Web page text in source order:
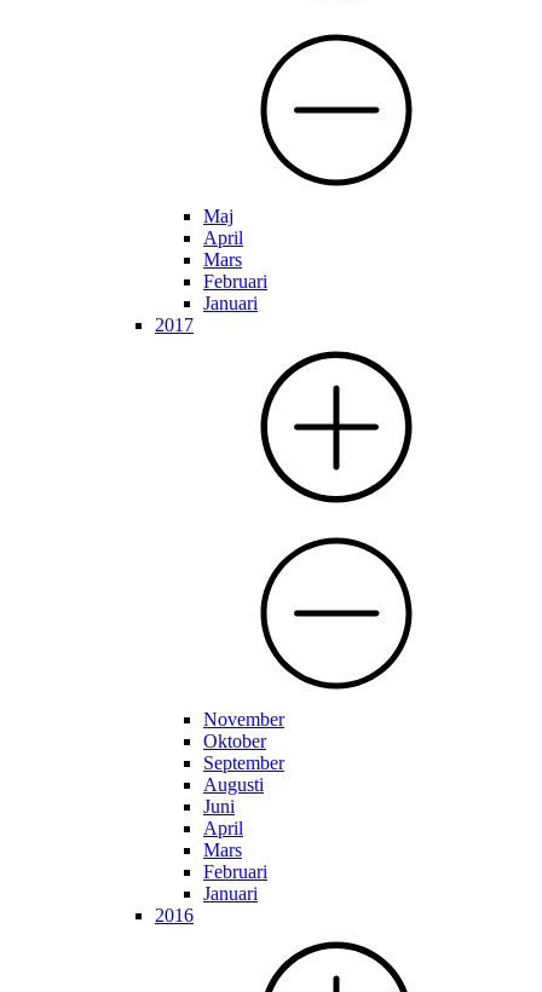
Maj
April
Mars
Februari
Januari
2017
November
Oktober
September
Augusti
Juni
April
Mars
Februari
Januari
2016